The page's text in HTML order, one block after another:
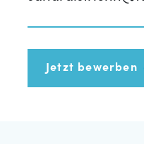
Jetzt bewerben